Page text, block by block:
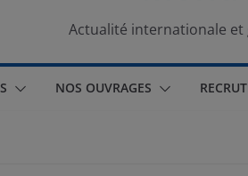
Actualité internationale
NOS OUVRAGES